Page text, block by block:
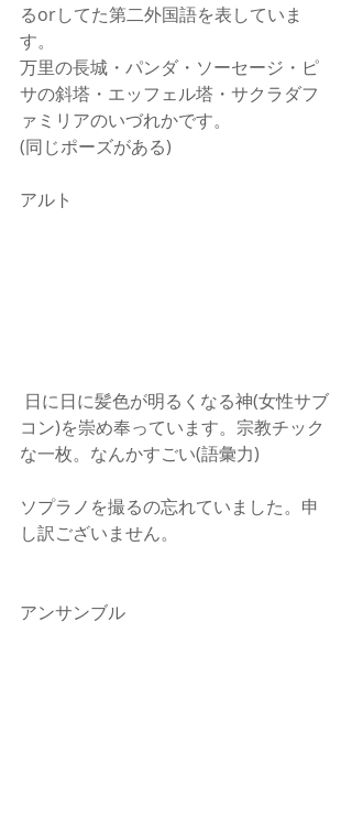
るorしてた第二外国語を表していま
す。
万里の長城・パンダ・ソーセージ・ピ
サの斜塔・エッフェル塔・サクラダフ
ァミリアのいづれかです。
(同じポーズがある)
アルト
コン)を崇め奉っています。宗教チック
な一枚。なんかすごい(語彙力)
ソプラノを撮るの忘れていました。申
し訳ございません。
アンサンブル